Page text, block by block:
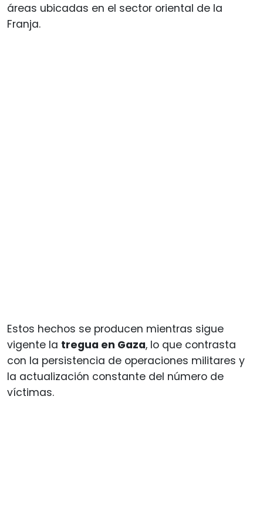
áreas ubicadas en el sector oriental de la
Franja.
Estos hechos se producen mientras sigue
vigente la tregua en Gaza, lo que contrasta
con la persistencia de operaciones militares y
la actualización constante del número de
víctimas.